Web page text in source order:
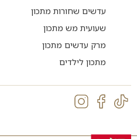
עדשים שחורות מתכון
שעועית מש מתכון
מרק עדשים מתכון
מתכון לילדים